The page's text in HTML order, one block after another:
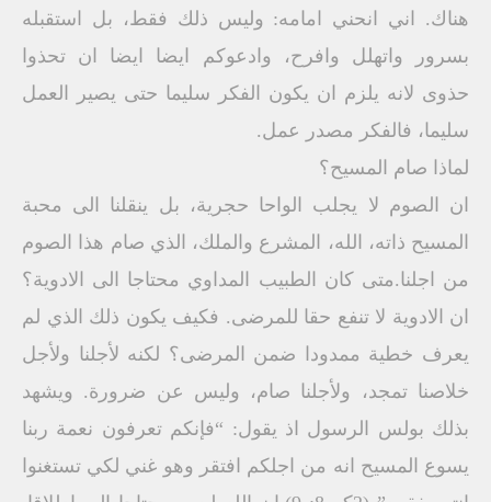
هناك. اني انحني امامه: وليس ذلك فقط، بل استقبله
بسرور واتهلل وافرح، وادعوكم ايضا ايضا ان تحذوا
حذوى لانه يلزم ان يكون الفكر سليما حتى يصير العمل
سليما، فالفكر مصدر عمل.
لماذا صام المسيح؟
ان الصوم لا يجلب الواحا حجرية، بل ينقلنا الى محبة
المسيح ذاته، الله، المشرع والملك، الذي صام هذا الصوم
من اجلنا.متى كان الطبيب المداوي محتاجا الى الادوية؟
ان الادوية لا تنفع حقا للمرضى. فكيف يكون ذلك الذي لم
يعرف خطية ممدودا ضمن المرضى؟ لكنه لأجلنا ولأجل
خلاصنا تمجد، ولأجلنا صام، وليس عن ضرورة. ويشهد
بذلك بولس الرسول اذ يقول: “فإنكم تعرفون نعمة ربنا
يسوع المسيح انه من اجلكم افتقر وهو غني لكي تستغنوا